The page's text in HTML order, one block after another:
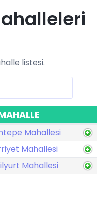
listesi.
Mahallesi
Mahallesi
Mahallesi